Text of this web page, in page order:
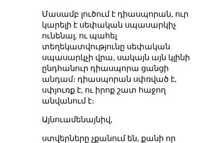
Մասամբ լուծում է դիասպորան, ուր
կարելի է սեփական սպասարկիչ
ունենալ, ու պահել
տեղեկատվությունը սեփական
սպասարկչի վրա, սակայն այն կլինի
ընդհանուր դիասպորա ցանցի
անդամ։ դիասպորան սփռված է,
սփյուռք է, ու իրոք շատ հաջող
անվանում է։
Այնուամենայնիվ,
ստվերները չքանում են, քանի որ